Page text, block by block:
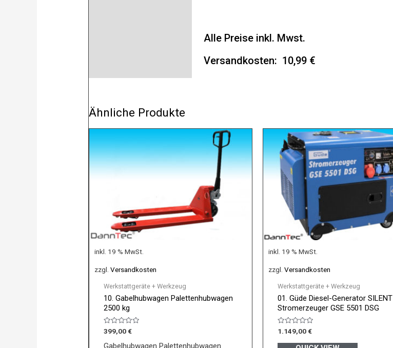
Alle Preise inkl. Mwst.
Versandkosten: 10,99 €
Ähnliche Produkte
inkl. 19 % MwSt.
zzgl.Versandkosten
Werkstattgeräte + Werkzeug
10. Gabelhubwagen Palettenhubwagen
2500 kg
Bewertet
0
399,00 €
Gabelhubwagen Palettenhubwagen
inkl. 19 % MwSt.
zzgl. Versandkosten
Werkstattgeräte + Werkzeug
01. Güde Diesel-Generator SILENT
Stromerzeuger GSE 5501 DSG
Bewertet
0
1.149,00 €